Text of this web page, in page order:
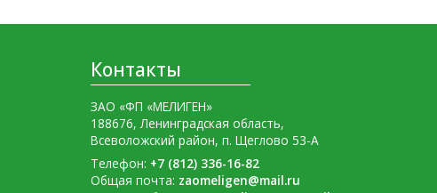
Контакты
ЗАО «ФП «МЕЛИГЕН»
188676, Ленинградская область,
Всеволожский район, п. Щеглово 53-А
Телефон: +7 (812) 336-16-82
Общая почта: zaomeligen@mail.ru